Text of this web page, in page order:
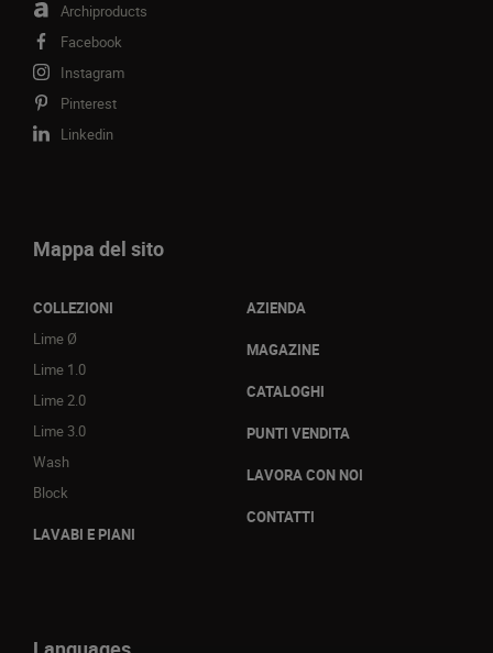
Archiproducts
Facebook
Instagram
Pinterest
Linkedin
Mappa del sito
COLLEZIONI
Lime Ø
Lime 1.0
Lime 2.0
Lime 3.0
Wash
Block
LAVABI E PIANI
AZIENDA
MAGAZINE
CATALOGHI
PUNTI VENDITA
LAVORA CON NOI
CONTATTI